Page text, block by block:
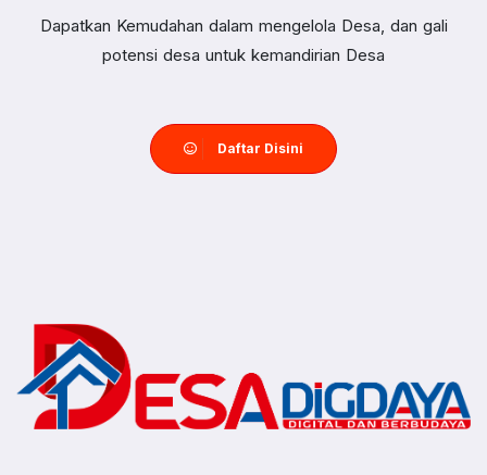
Dapatkan Kemudahan dalam mengelola Desa, dan gali
potensi desa untuk kemandirian Desa
Daftar Disini